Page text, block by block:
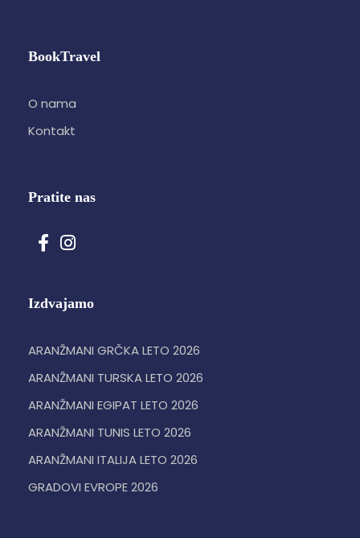
BookTravel
O nama
Kontakt
Pratite nas
Izdvajamo
ARANŽMANI GRČKA LETO 2026
ARANŽMANI TURSKA LETO 2026
ARANŽMANI EGIPAT LETO 2026
ARANŽMANI TUNIS LETO 2026
ARANŽMANI ITALIJA LETO 2026
GRADOVI EVROPE 2026